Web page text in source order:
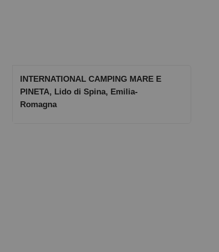
INTERNATIONAL CAMPING MARE E
PINETA, Lido di Spina, Emilia-
Romagna